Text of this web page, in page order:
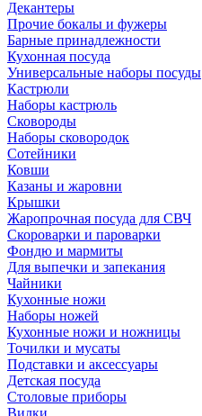
Декантеры
Прочие бокалы и фужеры
Барные принадлежности
Кухонная посуда
Универсальные наборы посуды
Кастрюли
Наборы кастрюль
Сковороды
Наборы сковородок
Сотейники
Ковши
Казаны и жаровни
Крышки
Жаропрочная посуда для СВЧ
Скороварки и пароварки
Фондю и мармиты
Для выпечки и запекания
Чайники
Кухонные ножи
Наборы ножей
Кухонные ножи и ножницы
Точилки и мусаты
Подставки и аксессуары
Детская посуда
Столовые приборы